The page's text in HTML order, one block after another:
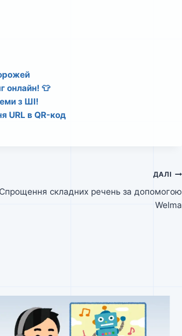
онлайн! 👕
з ШІ!
URL в QR-код
ДАЛІ
Cпрощення складних речень за допомогою
Welma